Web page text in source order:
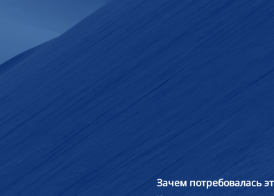
Зачем потребовалась